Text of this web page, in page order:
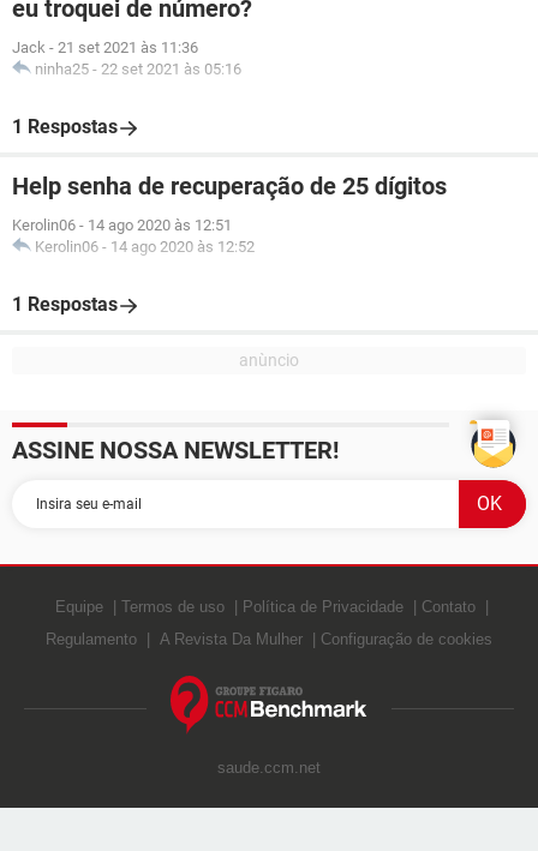
eu troquei de número?
Jack - 21 set 2021 às 11:36
ninha25 - 22 set 2021 às 05:16
1 Respostas
Help senha de recuperação de 25 dígitos
Kerolin06 - 14 ago 2020 às 12:51
Kerolin06 - 14 ago 2020 às 12:52
1 Respostas
ASSINE NOSSA NEWSLETTER!
Equipe Termos de uso Política de Privacidade
Contato
Regulamento
A Revista Da Mulher Configuração de cookies
saude.ccm.net